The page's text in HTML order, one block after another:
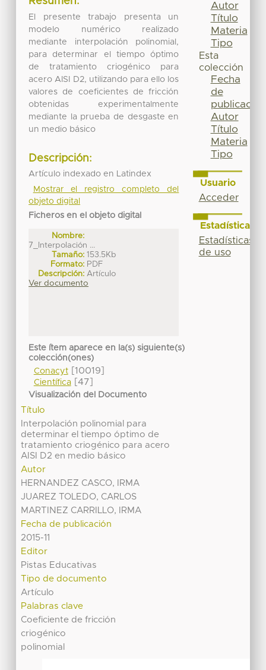
El presente trabajo presenta un
modelo numérico realizado
mediante interpolación polinomial,
para determinar el tiempo óptimo
de tratamiento criogénico para
acero AISI D2, utilizando para ello los
valores de coeficientes de fricción
obtenidas experimentalmente
mediante la prueba de desgaste en
un medio básico
Descripción:
Artículo indexado en Latindex
Mostrar el registro completo del
objeto digital
Ficheros en el objeto digital
Nombre:
7_Interpolación ...
Tamaño: 153.5Kb
Formato: PDF
Descripción: Artículo
Ver documento
Este ítem aparece en la(s) siguiente(s)
colección(ones)
Conacyt[10019]
Científica[47]
Visualización del Documento
Título
Interpolación polinomial para
determinar el tiempo óptimo de
tratamiento criogénico para acero
AISI D2 en medio básico
Autor
HERNANDEZ CASCO, IRMA
JUAREZ TOLEDO, CARLOS
MARTINEZ CARRILLO, IRMA
Fecha de publicación
2015-11
Editor
Pistas Educativas
Tipo de documento
Artículo
Palabras clave
Coeficiente de fricción
criogénico
polinomial
Autor
Título
Materia
Tipo
Esta
colección
Fecha
de
publicación
Autor
Título
Materia
Tipo
Usuario
Acceder
Estadísticas
Estadísticas
de uso